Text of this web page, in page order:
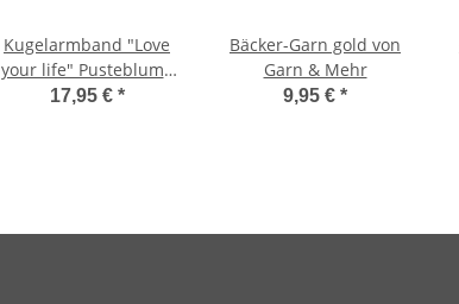
Kugelarmband "Love
your life" Pusteblume
versilbert von HCA
17,95 € *
Bäcker-Garn gold von
Garn & Mehr
9,95 € *